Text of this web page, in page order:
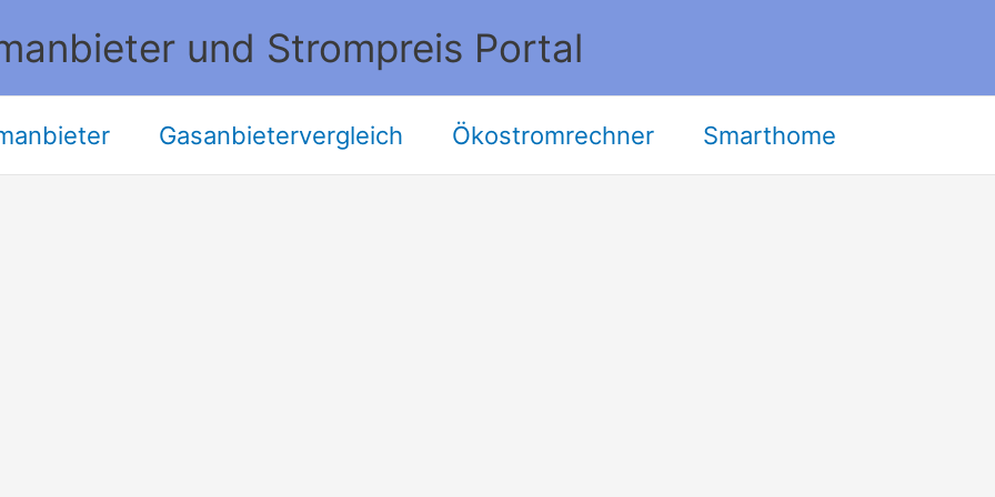
und Strompreis Portal
Gasanbietervergleich Ökostromrechner Smarthome